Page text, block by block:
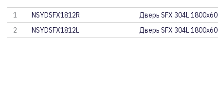
1 NSYDSFX1812R
Дверь SFX 304L
2
NSYDSFX1812L Дверь SFX 304L